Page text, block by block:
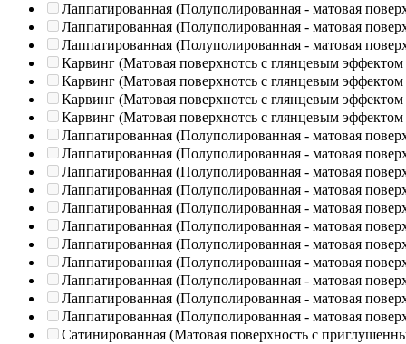
Лаппатированная (Полуполированная - матовая
Лаппатированная (Полуполированная - матовая
Лаппатированная (Полуполированная - матовая
Карвинг (Матовая поверхнотсь с глянцевым эффектом
Карвинг (Матовая поверхнотсь с глянцевым эффектом
Карвинг (Матовая поверхнотсь с глянцевым эффектом
Карвинг (Матовая поверхнотсь с глянцевым эффектом
Лаппатированная (Полуполированная - матовая
Лаппатированная (Полуполированная - матовая
Лаппатированная (Полуполированная - матовая
Лаппатированная (Полуполированная - матовая
Лаппатированная (Полуполированная - матовая
Лаппатированная (Полуполированная - матовая
Лаппатированная (Полуполированная - матовая
Лаппатированная (Полуполированная - матовая
Лаппатированная (Полуполированная - матовая
Лаппатированная (Полуполированная - матовая
Лаппатированная (Полуполированная - матовая
Сатинированная (Матовая поверхность с